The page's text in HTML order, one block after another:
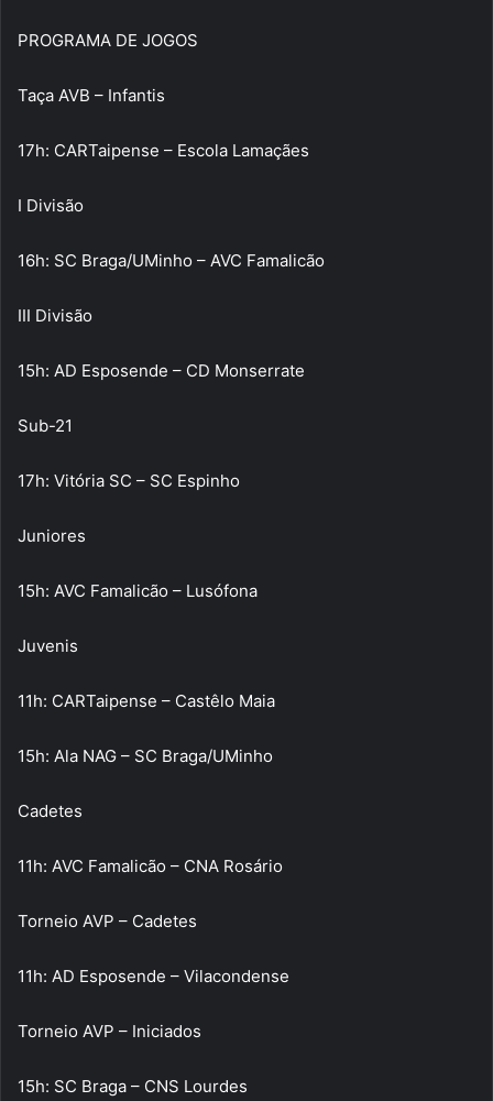
PROGRAMA DE JOGOS
Taça AVB – Infantis
17h: CARTaipense – Escola Lamaçães
I Divisão
16h: SC Braga/UMinho – AVC Famalicão
III Divisão
15h: AD Esposende – CD Monserrate
Sub-21
17h: Vitória SC – SC Espinho
Juniores
15h: AVC Famalicão – Lusófona
Juvenis
11h: CARTaipense – Castêlo Maia
15h: Ala NAG – SC Braga/UMinho
Cadetes
11h: AVC Famalicão – CNA Rosário
Torneio AVP – Cadetes
11h: AD Esposende – Vilacondense
Torneio AVP – Iniciados
15h: SC Braga – CNS Lourdes